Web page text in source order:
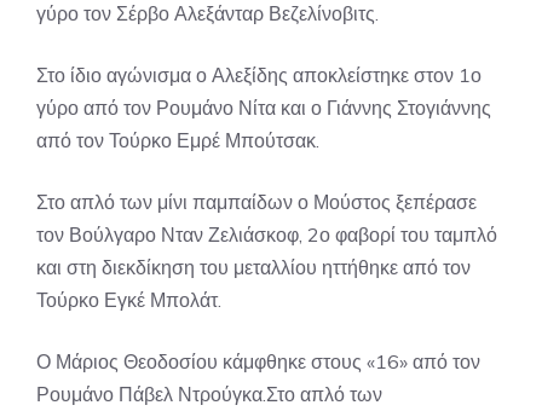
γύρο τον Σέρβο Αλεξάνταρ Βεζελίνοβιτς.
Στο ίδιο αγώνισμα ο Αλεξίδης αποκλείστηκε στον 1ο
γύρο από τον Ρουμάνο Νίτα και ο Γιάννης Στογιάννης
από τον Τούρκο Εμρέ Μπούτσακ.
Στο απλό των μίνι παμπαίδων ο Μούστος ξεπέρασε
τον Βούλγαρο Νταν Ζελιάσκοφ, 2ο φαβορί του ταμπλό
και στη διεκδίκηση του μεταλλίου ηττήθηκε από τον
Τούρκο Εγκέ Μπολάτ.
Ο Μάριος Θεοδοσίου κάμφθηκε στους «16» από τον
Ρουμάνο Πάβελ Ντρούγκα.Στο απλό των